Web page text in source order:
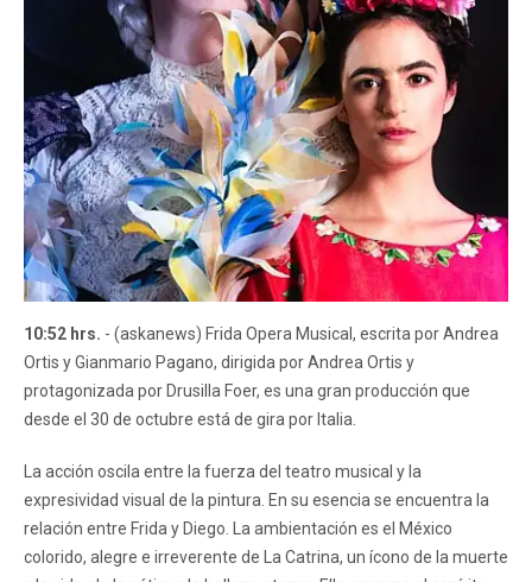
10:52 hrs. - (askanews) Frida Opera Musical, escrita por Andrea
Ortis y Gianmario Pagano, dirigida por Andrea Ortis y
protagonizada por Drusilla Foer, es una gran producción que
desde el 30 de octubre está de gira por Italia.
La acción oscila entre la fuerza del teatro musical y la
expresividad visual de la pintura. En su esencia se encuentra la
relación entre Frida y Diego. La ambientación es el México
colorido, alegre e irreverente de La Catrina, un ícono de la muerte